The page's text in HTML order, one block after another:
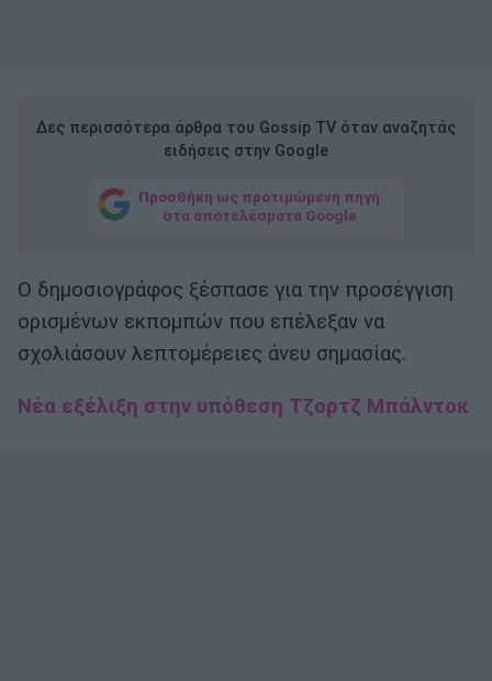
Δες περισσότερα άρθρα του Gossip TV όταν αναζητάς
ειδήσεις στην Google
Προσθήκη ως προτιμώμενη πηγή
στα αποτελέσματα Google
Ο δημοσιογράφος ξέσπασε για την προσέγγιση
ορισμένων εκπομπών που επέλεξαν να
σχολιάσουν λεπτομέρειες άνευ σημασίας.
Νέα εξέλιξη στην υπόθεση Τζορτζ Μπάλντοκ